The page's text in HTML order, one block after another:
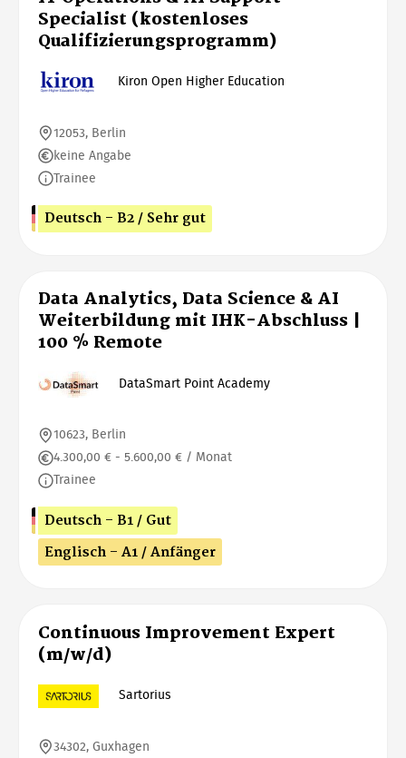
Specialist (kostenloses
Qualifizierungsprogramm)
Kiron Open Higher Education
12053, Berlin
keine Angabe
Trainee
Deutsch - B2 / Sehr gut
Data Analytics, Data Science & AI
Weiterbildung mit IHK-Abschluss |
100 % Remote
DataSmart Point Academy
10623, Berlin
4.300,00 € - 5.600,00 € / Monat
Trainee
Deutsch - B1 / Gut
Englisch - A1 / Anfänger
Continuous Improvement Expert
(m/w/d)
Sartorius
34302, Guxhagen